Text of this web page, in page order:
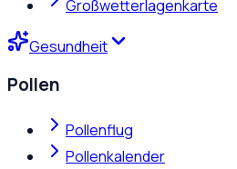
Großwetterlagenkarte
Gesundheit
Pollen
Pollenflug
Pollenkalender